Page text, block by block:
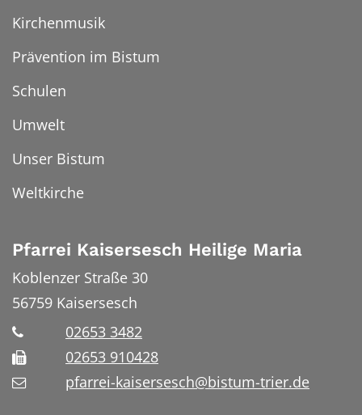
Kirchenmusik
Prävention im Bistum
Schulen
Umwelt
Unser Bistum
Weltkirche
Pfarrei Kaisersesch Heilige Maria
Koblenzer Straße 30
56759 Kaisersesch
02653 3482
02653 910428
pfarrei-kaisersesch@bistum-trier.de